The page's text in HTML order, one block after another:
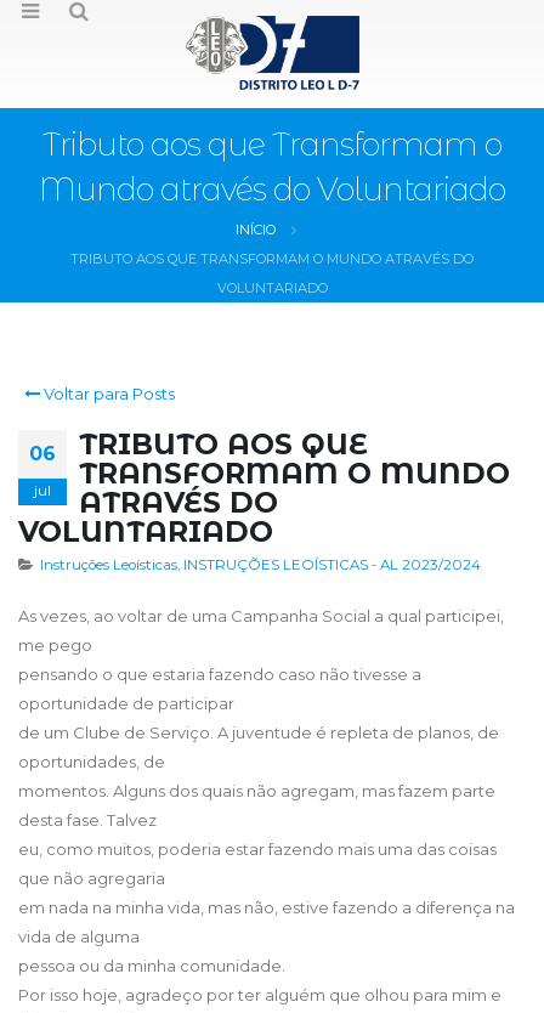
Tributo aos que Transformam o
Mundo através do Voluntariado
INÍCIO
TRIBUTO AOS QUE TRANSFORMAM O MUNDO ATRAVÉS DO
VOLUNTARIADO
Voltar para Posts
06
jul
TRIBUTO AOS QUE
TRANSFORMAM O MUNDO
ATRAVÉS DO
VOLUNTARIADO
Instruções Leoísticas, INSTRUÇÕES LEOÍSTICAS - AL 2023/2024
As vezes, ao voltar de uma Campanha Social a qual participei,
me pego
pensando o que estaria fazendo caso não tivesse a
oportunidade de participar
de um Clube de Serviço. A juventude é repleta de planos, de
oportunidades, de
momentos. Alguns dos quais não agregam, mas fazem parte
desta fase. Talvez
eu, como muitos, poderia estar fazendo mais uma das coisas
que não agregaria
em nada na minha vida, mas não, estive fazendo a diferença na
vida de alguma
pessoa ou da minha comunidade.
Por isso hoje, agradeço por ter alguém que olhou para mim e